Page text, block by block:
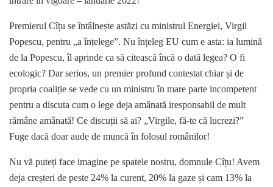
Premierul Cîțu se întâlnește astăzi cu ministrul Energiei, Virgil
Popescu, pentru „a înțelege”. Nu înțeleg EU cum e asta: ia lumină
de la Popescu, îl aprinde ca să citească încă o dată legea? O fi
ecologic? Dar serios, un premier profund contestat chiar și de
propria coaliție se vede cu un ministru în mare parte incompetent
pentru a discuta cum o lege deja amânată iresponsabil de mult
rămâne amânată! Ce discuții să ai? „Virgile, fă-te că lucrezi?”
Fuge dacă doar aude de muncă în folosul românilor!
Nu vă puteți face imagine pe spatele nostru, domnule Cîțu! Avem
deja creșteri de peste 24% la curent, 20% la gaze și cam 13% la